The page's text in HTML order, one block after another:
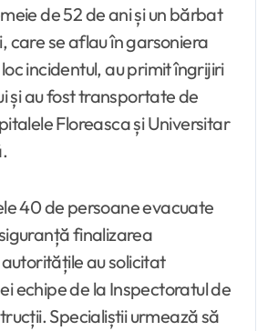
de 52 de ani și un bărbat
care se aflau în garsoniera
incidentul, au primit îngrijiri
și au fost transportate de
Floreasca și Universitar
40 de persoane evacuate
finalizarea
au solicitat
echipe de la Inspectoratul de
Specialiștii urmează să